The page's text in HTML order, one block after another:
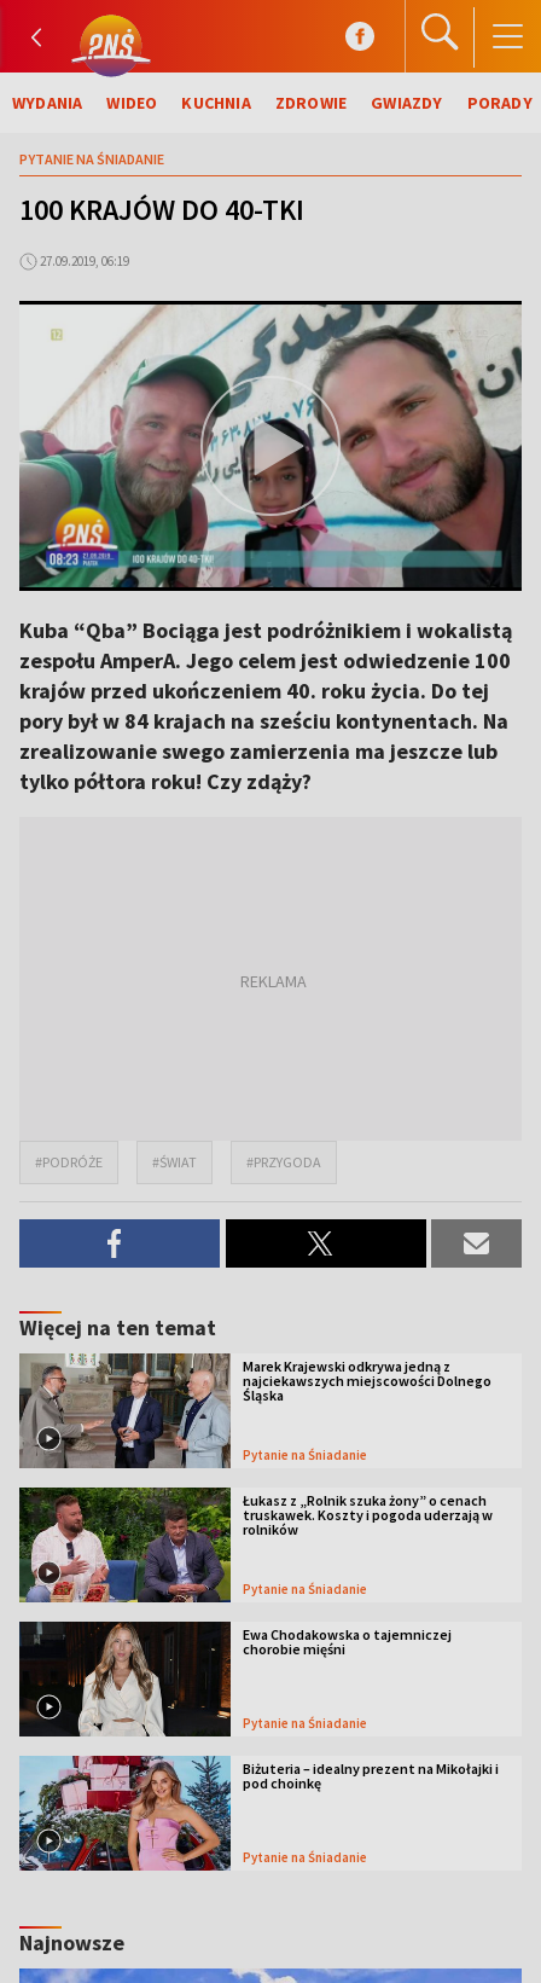
WYDANIA WIDEO KUCHNIA ZDROWIE GWIAZDY PORADY
PYTANIE NA ŚNIADANIE
100 KRAJÓW DO 40-TKI
27.09.2019, 06:19
Kuba “Qba” Bociąga jest podróżnikiem i wokalistą
zespołu AmperA. Jego celem jest odwiedzenie 100
krajów przed ukończeniem 40. roku życia. Do tej
pory był w 84 krajach na sześciu kontynentach. Na
zrealizowanie swego zamierzenia ma jeszcze lub
tylko półtora roku! Czy zdąży?
#PODRÓŻE #ŚWIAT #PRZYGODA
Więcej na ten temat
Marek Krajewski odkrywa jedną z
najciekawszych miejscowości Dolnego
Śląska
Pytanie na Śniadanie
Łukasz z „Rolnik szuka żony” o cenach
truskawek. Koszty i pogoda uderzają w
rolników
Pytanie na Śniadanie
Ewa Chodakowska o tajemniczej
chorobie mięśni
Pytanie na Śniadanie
Biżuteria – idealny prezent na Mikołajki i
pod choinkę
Pytanie na Śniadanie
Najnowsze